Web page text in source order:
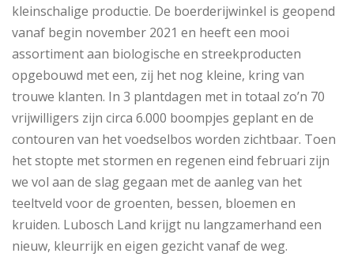
kleinschalige productie. De boerderijwinkel is geopend
vanaf begin november 2021 en heeft een mooi
assortiment aan biologische en streekproducten
opgebouwd met een, zij het nog kleine, kring van
trouwe klanten. In 3 plantdagen met in totaal zo’n 70
vrijwilligers zijn circa 6.000 boompjes geplant en de
contouren van het voedselbos worden zichtbaar. Toen
het stopte met stormen en regenen eind februari zijn
we vol aan de slag gegaan met de aanleg van het
teeltveld voor de groenten, bessen, bloemen en
kruiden. Lubosch Land krijgt nu langzamerhand een
nieuw, kleurrijk en eigen gezicht vanaf de weg.